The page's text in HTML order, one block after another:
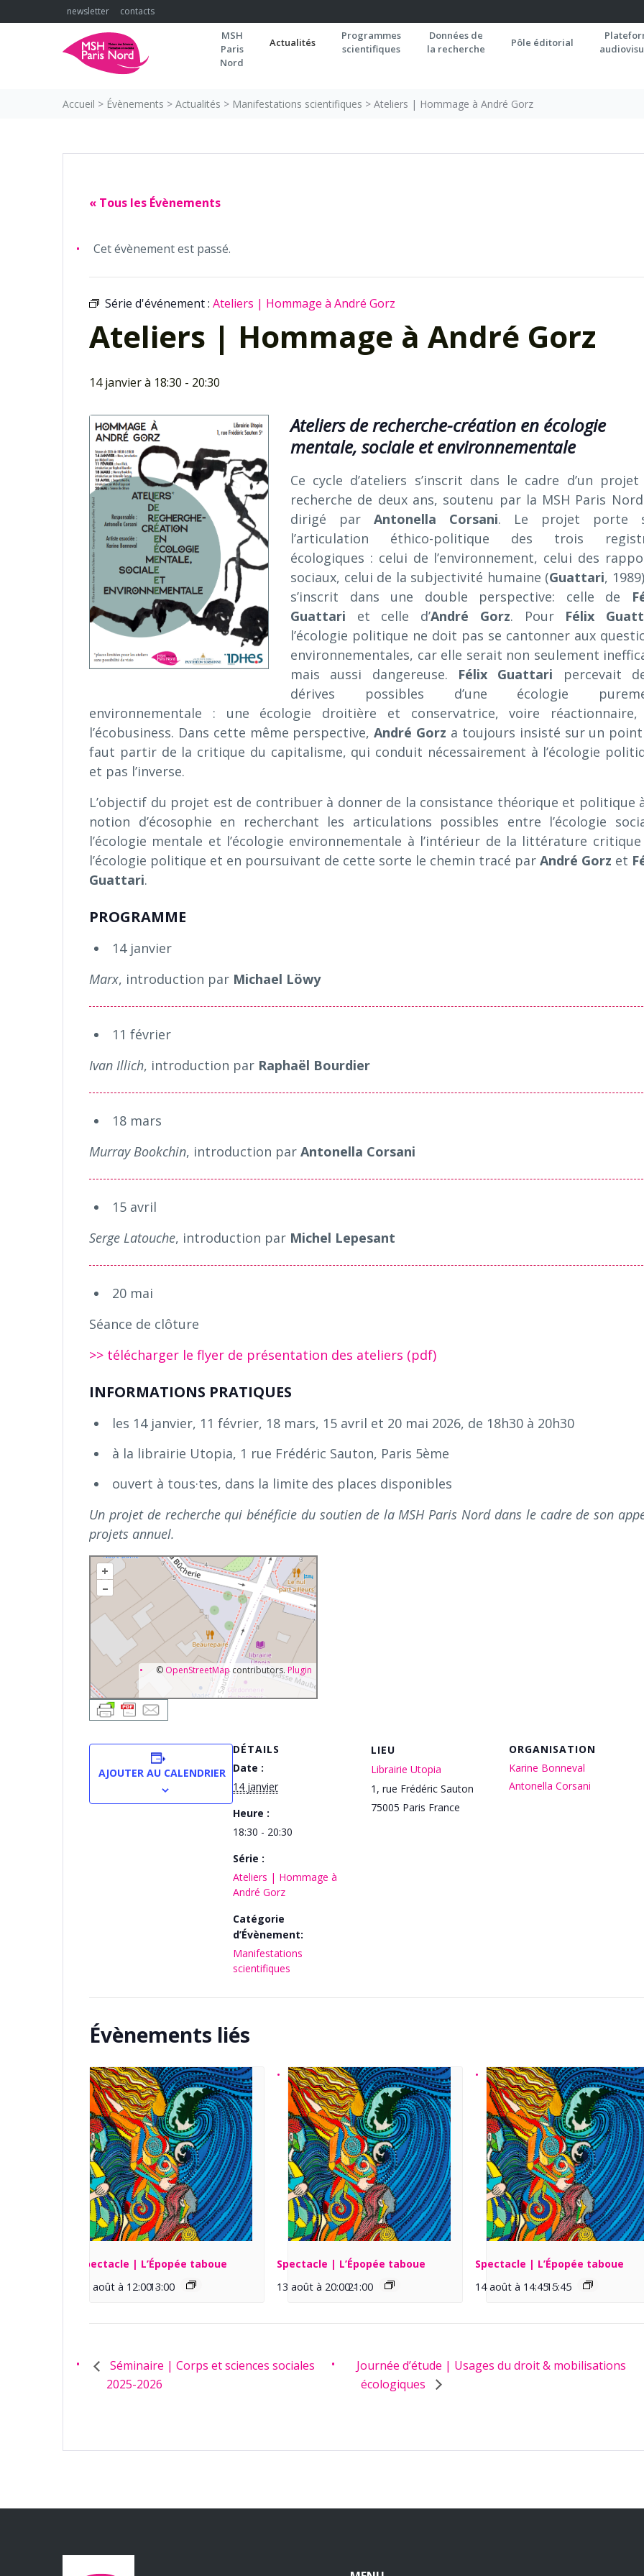
to
newsletter contacts
MSH
Paris
Nord
Actualités
Programmes
scientifiques
Données de
la recherche
Pôle éditorial
Accueil > Évènements > Actualités > Manifestations scientifiques > Ateliers | Hommage à André Gorz
« Tous les Évènements
Cet évènement est passé.
Série d'événement : Ateliers | Hommage à André Gorz
Ateliers | Hommage à André Gorz
14 janvier à 18:30 - 20:30
Ateliers de recherche-création en écologie
mentale, sociale et environnementale
Ce cycle d’ateliers s’inscrit dans le cadre d’un
recherche de deux ans, soutenu par la MSH Paris
dirigé par Antonella Corsani. Le projet porte
l’articulation éthico-politique des trois
écologiques : celui de l’environnement, celui des
sociaux, celui de la subjectivité humaine (Guattari,
s’inscrit dans une double perspective: celle de
Guattari et celle d’André Gorz. PourFélix
l’écologie politique ne doit pas se cantonner aux
environnementales, car elle serait non seulement
mais aussi dangereuse. Félix Guattari percevait
dérives possibles d’une écologie
environnementale : une écologie droitière et conservatrice, voire
l’écobusiness. Dans cette même perspective,André Gorz a toujours insisté sur un
faut partir de la critique du capitalisme, qui conduit nécessairement à l’écologie
et pas l’inverse.
L’objectif du projet est de contribuer à donner de la consistance théorique et politique
notion d’écosophie en recherchant les articulations possibles entre l’écologie
l’écologie mentale et l’écologie environnementale à l’intérieur de la littérature
l’écologie politique et en poursuivant de cette sorte le chemin tracé par André Gorz et
Guattari.
PROGRAMME
14 janvier
Marx, introduction par Michael Löwy
11 février
Ivan Illich, introduction par Raphaël Bourdier
18 mars
Murray Bookchin, introduction par Antonella Corsani
15 avril
Serge Latouche, introduction par Michel Lepesant
20 mai
Séance de clôture
>> télécharger le flyer de présentation des ateliers (pdf)
INFORMATIONS PRATIQUES
les 14 janvier, 11 février, 18 mars, 15 avril et 20 mai 2026, de 18h30 à 20h30
à la librairie Utopia, 1 rue Frédéric Sauton, Paris 5ème
ouvert à tous·tes, dans la limite des places disponibles
Un projet de recherche qui bénéficie du soutien de la MSH Paris Nord dans le cadre de son
projets annuel.
+
–
© OpenStreetMap contributors. Plugin
AJOUTER AU CALENDRIER
DÉTAILS
Date :
14 janvier
Heure :
18:30 - 20:30
Série :
Ateliers | Hommage à
André Gorz
Catégorie
d’Évènement:
Manifestations
scientifiques
LIEU
Librairie Utopia
1, rue Frédéric Sauton
75005 Paris France
ORGANISATION
Karine Bonneval
Antonella Corsani
Évènements liés
Spectacle | L’Épopée taboue
13 août à 12:00 -
13:00
Spectacle | L’Épopée taboue
13 août à 20:00 -
21:00
Spectacle | L’Épopée taboue
14 août à 14:45 -
15:45
Séminaire | Corps et sciences sociales
2025-2026
Journée d’étude | Usages du droit & mobilisations
écologiques